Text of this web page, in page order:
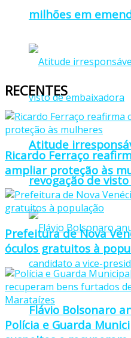
milhões em
Atitude
revogação de
Flávio Bolsonaro
RECENTES
Ricardo Ferraço
ampliar proteção às
Prefeitura de Nova
óculos gratuitos à
Polícia e Guarda